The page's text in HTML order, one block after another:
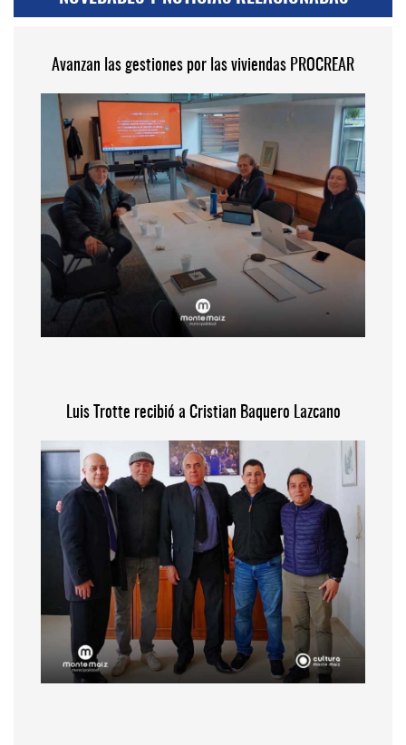
Avanzan las gestiones por las viviendas PROCREAR
Luis Trotte recibió a Cristian Baquero Lazcano